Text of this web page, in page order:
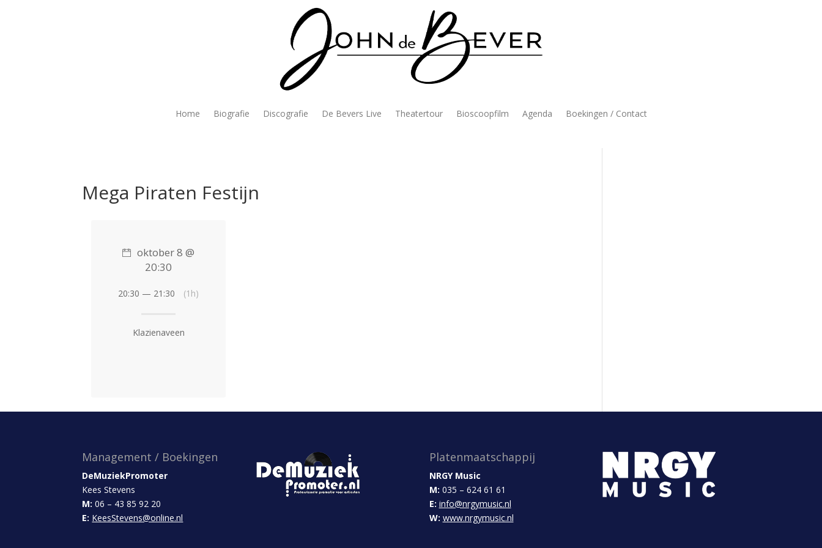
Home Biografie Discografie De Bevers Live Theatertour Bioscoopfilm Agenda Boekingen / Contact
Mega Piraten Festijn
oktober 8 @
20:30
20:30 — 21:30 (1h)
Klazienaveen
Management / Boekingen
DeMuziekPromoter
Kees Stevens
M: 06 – 43 85 92 20
E: KeesStevens@online.nl
Platenmaatschappij
NRGY Music
M: 035 – 624 61 61
E: info@nrgymusic.nl
W: www.nrgymusic.nl